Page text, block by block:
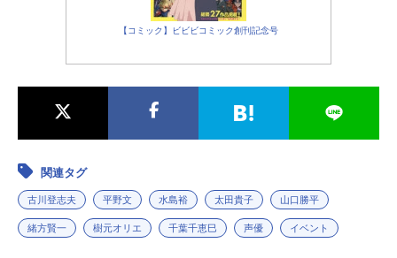
【コミック】ビビビコミック創刊記念号
関連タグ
古川登志夫 平野文 水島裕 太田貴子 山口勝平
緒方賢一 樹元オリエ 千葉千恵巳 声優 イベント